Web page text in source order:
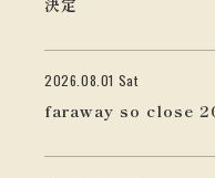
決定
2026.08.01 Sat
faraway so close